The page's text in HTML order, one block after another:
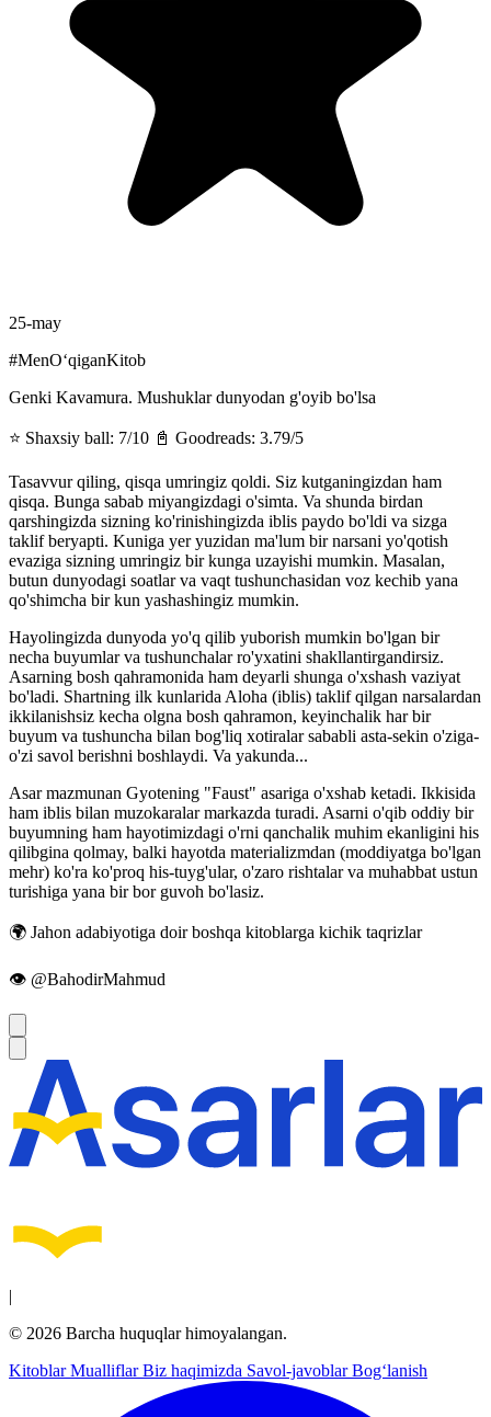
25-may
#MenOʻqiganKitob
Genki Kavamura. Mushuklar dunyodan g'oyib bo'lsa
⭐️ Shaxsiy ball: 7/10 📓 Goodreads: 3.79/5
Tasavvur qiling, qisqa umringiz qoldi. Siz kutganingizdan ham
qisqa. Bunga sabab miyangizdagi o'simta. Va shunda birdan
qarshingizda sizning ko'rinishingizda iblis paydo bo'ldi va sizga
taklif beryapti. Kuniga yer yuzidan ma'lum bir narsani yo'qotish
evaziga sizning umringiz bir kunga uzayishi mumkin. Masalan,
butun dunyodagi soatlar va vaqt tushunchasidan voz kechib yana
qo'shimcha bir kun yashashingiz mumkin.
Hayolingizda dunyoda yo'q qilib yuborish mumkin bo'lgan bir
necha buyumlar va tushunchalar ro'yxatini shakllantirgandirsiz.
Asarning bosh qahramonida ham deyarli shunga o'xshash vaziyat
bo'ladi. Shartning ilk kunlarida Aloha (iblis) taklif qilgan narsalardan
ikkilanishsiz kecha olgna bosh qahramon, keyinchalik har bir
buyum va tushuncha bilan bog'liq xotiralar sababli asta-sekin o'ziga-
o'zi savol berishni boshlaydi. Va yakunda...
Asar mazmunan Gyotening "Faust" asariga o'xshab ketadi. Ikkisida
ham iblis bilan muzokaralar markazda turadi. Asarni o'qib oddiy bir
buyumning ham hayotimizdagi o'rni qanchalik muhim ekanligini his
qilibgina qolmay, balki hayotda materializmdan (moddiyatga bo'lgan
mehr) ko'ra ko'proq his-tuyg'ular, o'zaro rishtalar va muhabbat ustun
turishiga yana bir bor guvoh bo'lasiz.
🌍 Jahon adabiyotiga doir boshqa kitoblarga kichik taqrizlar
👁 @BahodirMahmud
|
© 2026 Barcha huquqlar himoyalangan.
KitoblarMualliflarBiz haqimizda Savol-javoblarBog‘lanish